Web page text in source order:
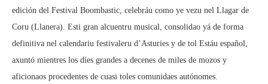
edición del Festival Boombastic, celebráu como ye vezu nel Llagar de
Coru (Llanera). Esti gran alcuentru musical, consolidao yá de forma
definitiva nel calendariu festivaleru d’Asturies y de tol Estáu español,
axuntó mientres los díes grandes a decenes de miles de mozos y
aficionaos procedentes de cuasi toles comunidaes autónomes.